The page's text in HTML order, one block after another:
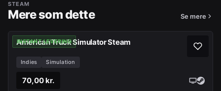
STEAM
Mere som dette Se mere
INSTANT LEVERING
American Truck Simulator Steam
Indies Simulation
70,00 kr.